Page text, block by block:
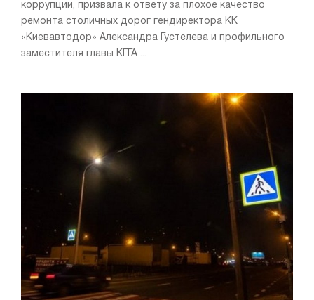
коррупции, призвала к ответу за плохое качество
ремонта столичных дорог гендиректора КК
«Киевавтодор» Александра Густелева и профильного
заместителя главы КГГА ...